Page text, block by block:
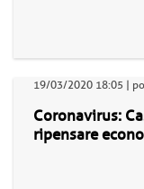
19/03/2020 18:05 |
Coronavirus:
ripensare